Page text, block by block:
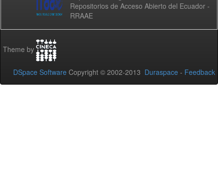
Repositorios de Acceso Abierto del Ecuador -
RRAAE
Theme by
DSpace Software Copyright © 2002-2013 Duraspace - Feedback